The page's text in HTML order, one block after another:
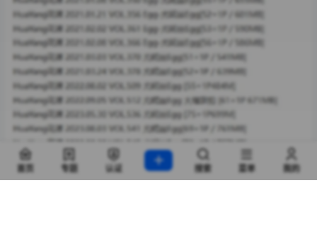
首页 专题 认证 搜索 菜单 我的